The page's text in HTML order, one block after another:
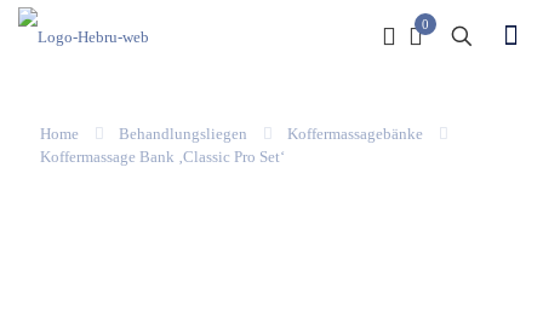
0
Home Behandlungsliegen
Koffermassagebänke
Koffermassage Bank ‚Classic Pro Set‘